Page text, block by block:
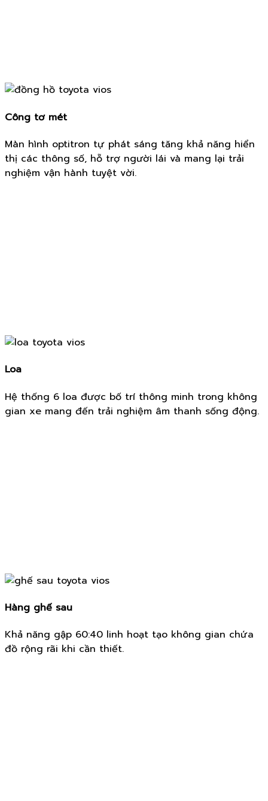
Công tơ mét
Màn hình optitron tự phát sáng tăng khả năng hiển
thị các thông số, hỗ trợ người lái và mang lại trải
nghiệm vận hành tuyệt vời.
Loa
Hệ thống 6 loa được bố trí thông minh trong không
gian xe mang đến trải nghiệm âm thanh sống động.
Hàng ghế sau
Khả năng gập 60:40 linh hoạt tạo không gian chứa
đồ rộng rãi khi cần thiết.